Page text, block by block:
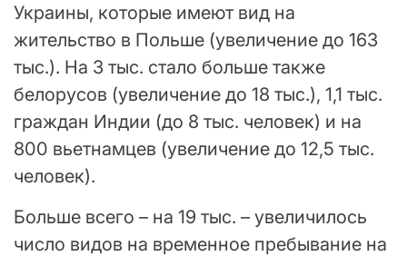
Украины, которые имеют вид на
жительство в Польше (увеличение до 163
тыс.). На 3 тыс. стало больше также
белорусов (увеличение до 18 тыс.), 1,1 тыс.
граждан Индии (до 8 тыс. человек) и на
800 вьетнамцев (увеличение до 12,5 тыс.
человек).
Больше всего – на 19 тыс. – увеличилось
число видов на временное пребывание на